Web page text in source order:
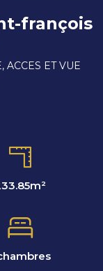
françois
ACCES ET VUE
m²